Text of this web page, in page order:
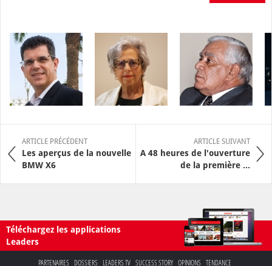
ARTICLE PRÉCÉDENT
Les aperçus de la nouvelle
BMW X6
ARTICLE SUIVANT
A 48 heures de l'ouverture
de la première ...
Téléchargez les applications
Leaders
PARTENAIRES DOSSIERS LEADERS TV SUCCESS STORY OPINIONS TENDANCE